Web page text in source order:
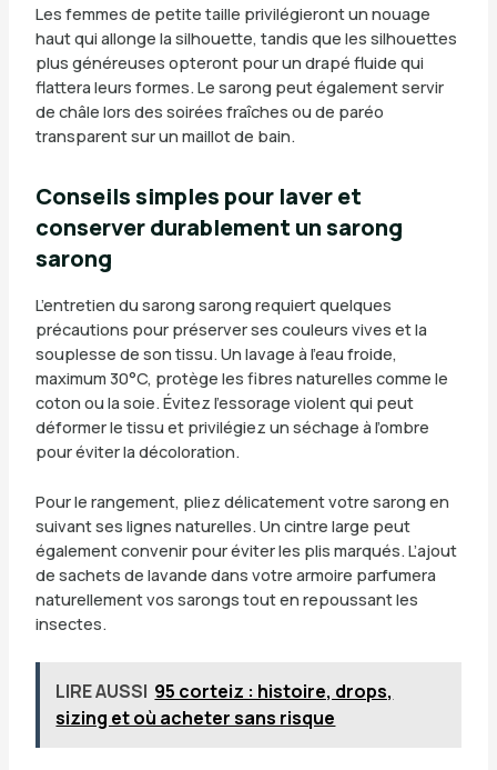
Les femmes de petite taille privilégieront un nouage
haut qui allonge la silhouette, tandis que les silhouettes
plus généreuses opteront pour un drapé fluide qui
flattera leurs formes. Le sarong peut également servir
de châle lors des soirées fraîches ou de paréo
transparent sur un maillot de bain.
Conseils simples pour laver et
conserver durablement un sarong
sarong
L’entretien du sarong sarong requiert quelques
précautions pour préserver ses couleurs vives et la
souplesse de son tissu. Un lavage à l’eau froide,
maximum 30°C, protège les fibres naturelles comme le
coton ou la soie. Évitez l’essorage violent qui peut
déformer le tissu et privilégiez un séchage à l’ombre
pour éviter la décoloration.
Pour le rangement, pliez délicatement votre sarong en
suivant ses lignes naturelles. Un cintre large peut
également convenir pour éviter les plis marqués. L’ajout
de sachets de lavande dans votre armoire parfumera
naturellement vos sarongs tout en repoussant les
insectes.
LIRE AUSSI 95 corteiz : histoire, drops,
sizing et où acheter sans risque